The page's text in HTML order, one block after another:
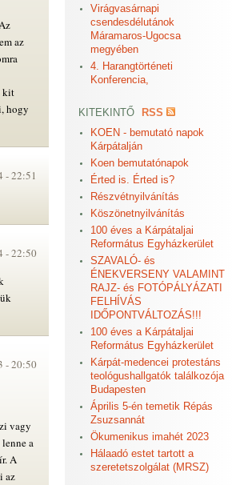
az
kit
hogy
-22:51
-22:50
-20:50
vagy
a
A
az
Virágvasárnapi
csendesdélutánok
Máramaros-Ugocsa
megyében
4. Harangtörténeti
Konferencia,
KITEKINTŐ
RSS
KOEN - bemutató napok
Kárpátalján
Koen bemutatónapok
Érted is. Érted is?
Részvétnyilvánítás
Köszönetnyilvánítás
100 éves a Kárpátaljai
Református Egyházkerület
SZAVALÓ- és
ÉNEKVERSENY VALAMINT
RAJZ- és FOTÓPÁLYÁZATI
FELHÍVÁS
IDŐPONTVÁLTOZÁS!!!
100 éves a Kárpátaljai
Református Egyházkerület
Kárpát-medencei protestáns
teológushallgatók találkozója
Budapesten
Április 5-én temetik Répás
Zsuzsannát
Ökumenikus imahét 2023
Hálaadó estet tartott a
szeretetszolgálat (MRSZ)